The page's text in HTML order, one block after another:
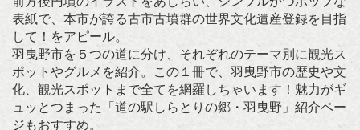
表紙で、本市が誇る古市古墳群の世界文化遺産登録を目指
して！をアピール。
羽曳野市を５つの道に分け、それぞれのテーマ別に観光ス
ポットやグルメを紹介。この１冊で、羽曳野市の歴史や文
化、観光スポットまで全てを網羅しちゃいます！魅力がギ
ュッとつまった「道の駅しらとりの郷・羽曳野」紹介ペー
ジもおすすめ。